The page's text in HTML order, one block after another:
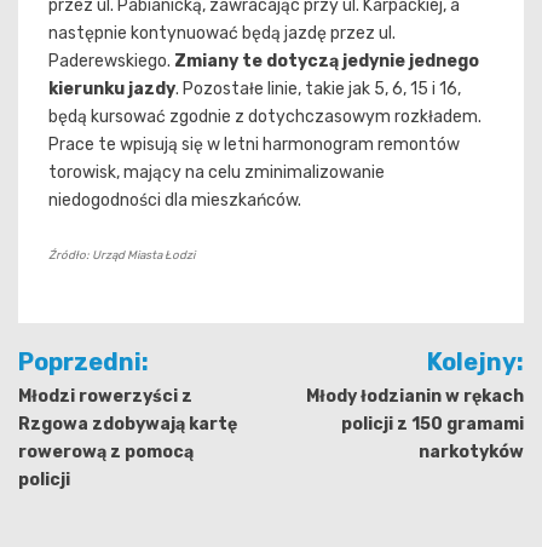
przez ul. Pabianicką, zawracając przy ul. Karpackiej, a
następnie kontynuować będą jazdę przez ul.
Paderewskiego. Zmiany te dotyczą jedynie jednego
kierunku jazdy. Pozostałe linie, takie jak 5, 6, 15 i 16,
będą kursować zgodnie z dotychczasowym rozkładem.
Prace te wpisują się w letni harmonogram remontów
torowisk, mający na celu zminimalizowanie
niedogodności dla mieszkańców.
Źródło: Urząd Miasta Łodzi
Nawigacja
wpisu
Poprzedni:
Młodzi rowerzyści z
Rzgowa zdobywają kartę
rowerową z pomocą
policji
Kolejny:
Młody łodzianin w rękach
policji z 150 gramami
narkotyków